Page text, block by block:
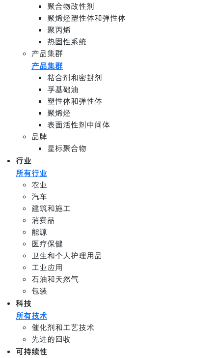
聚合物改性剂
聚烯烃塑性体和弹性体
聚丙烯
热固性系统
产品集群
产品集群
粘合剂和密封剂
孚基础油
塑性体和弹性体
聚烯烃
表面活性剂中间体
品牌
星标聚合物
行业
所有行业
农业
汽车
建筑和施工
消费品
能源
医疗保健
卫生和个人护理用品
工业应用
石油和天然气
包装
科技
所有技术
催化剂和工艺技术
先进的回收
可持续性